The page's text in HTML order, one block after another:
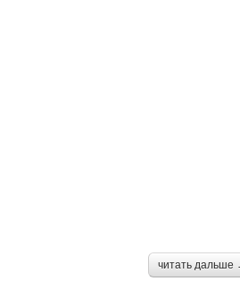
читать дальше